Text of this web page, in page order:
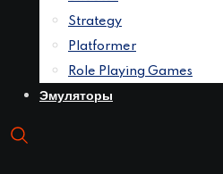
Strategy
Platformer
Role Playing Games
Эмуляторы